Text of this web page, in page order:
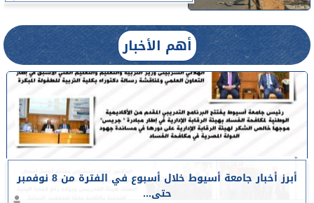
أهم الأخبار
أبرز أخبار جامعة أسيوط خلال أسبوع في الفترة من 8 نوفمبر
حتى...